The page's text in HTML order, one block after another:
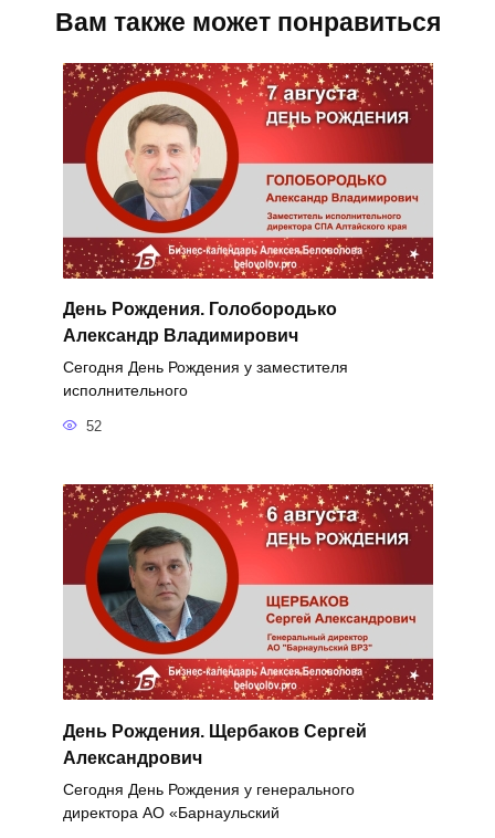
Вам также может понравиться
День Рождения. Голобородько
Александр Владимирович
Сегодня День Рождения у заместителя
исполнительного
52
День Рождения. Щербаков Сергей
Александрович
Сегодня День Рождения у генерального
директора АО «Барнаульский